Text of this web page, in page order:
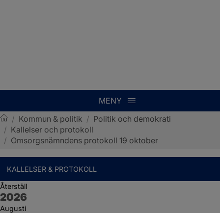
MENY
Sotenäs kommun
/ Kommun & politik / Politik och demokrati
/ Kallelser och protokoll
/ Omsorgsnämndens protokoll 19 oktober
KALLELSER & PROTOKOLL
Återställ
År:
2026
Augusti